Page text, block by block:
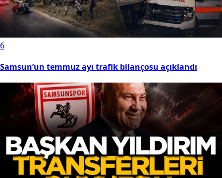
6
Samsun’un temmuz ayı trafik bilançosu açıklandı